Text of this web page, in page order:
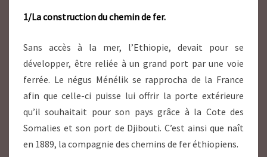
1/La construction du chemin de fer.
Sans accès à la mer, l’Ethiopie, devait pour se
développer, être reliée à un grand port par une voie
ferrée. Le négus Ménélik se rapprocha de la France
afin que celle-ci puisse lui offrir la porte extérieure
qu’il souhaitait pour son pays grâce à la Cote des
Somalies et son port de Djibouti. C’est ainsi que naît
en 1889, la compagnie des chemins de fer éthiopiens.